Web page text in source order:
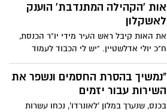
אות 'הקהילה המתנדבת' הוענק
לאשקלון
את האות קיבל ראש העיר מידי יו"ר הכנסת,
ח"כ יולי אדלשטיין. "יש לי הכבוד לעמוד
בראש אחת מהערים שזכתה לכבוד הגדול
הזה, עיר שהוכיחה, כי רוח ההתנדבות
מפעמת בתושביה ביתר שאת", אמר
"נמשיך בהסרת החסמים ונשפר את
השירות עבור יזמים
בכנס, שנערך במלון 'לאונרדו', נכחו עשרות